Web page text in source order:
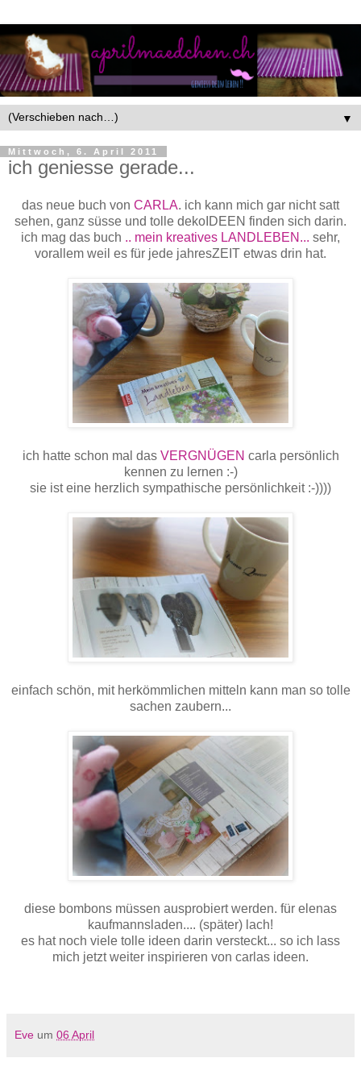
▼
Mittwoch, 6. April 2011
ich geniesse gerade...
das neue buch von CARLA. ich kann mich gar nicht satt
sehen, ganz süsse und tolle dekoIDEEN finden sich darin.
ich mag das buch .. mein kreatives LANDLEBEN... sehr,
vorallem weil es für jede jahresZEIT etwas drin hat.
ich hatte schon mal das VERGNÜGEN carla persönlich
kennen zu lernen :-)
sie ist eine herzlich sympathische persönlichkeit :-))))
einfach schön, mit herkömmlichen mitteln kann man so tolle
sachen zaubern...
diese bombons müssen ausprobiert werden. für elenas
kaufmannsladen.... (später) lach!
es hat noch viele tolle ideen darin versteckt... so ich lass
mich jetzt weiter inspirieren von carlas ideen.
Eve um 06 April